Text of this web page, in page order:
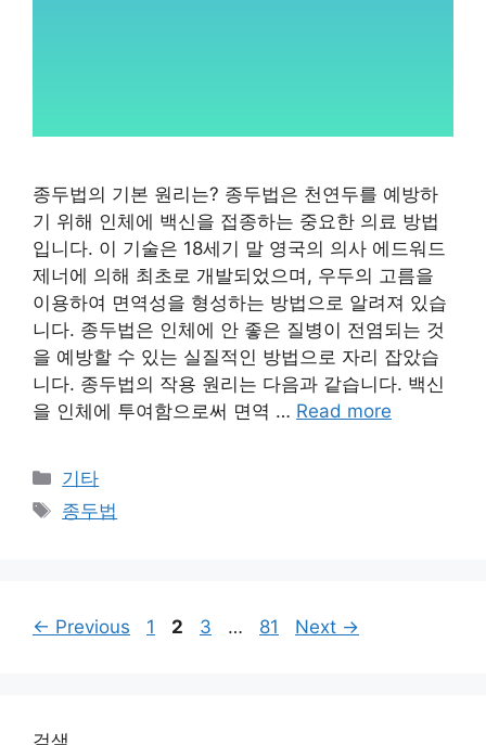
종두법의 기본 원리는? 종두법은 천연두를 예방하
기 위해 인체에 백신을 접종하는 중요한 의료 방법
입니다. 이 기술은 18세기 말 영국의 의사 에드워드
제너에 의해 최초로 개발되었으며, 우두의 고름을
이용하여 면역성을 형성하는 방법으로 알려져 있습
니다. 종두법은 인체에 안 좋은 질병이 전염되는 것
을 예방할 수 있는 실질적인 방법으로 자리 잡았습
니다. 종두법의 작용 원리는 다음과 같습니다. 백신
을 인체에 투여함으로써 면역 … Read more
Categories
기타
Tags
종두법
← Previous Page
1 Page
2 Page
3 … Page
81 Next →
검색